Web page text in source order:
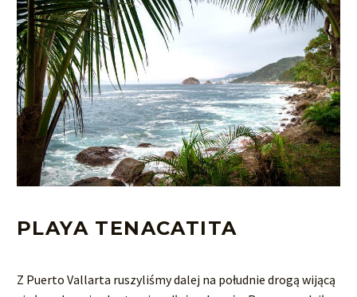
PLAYA TENACATITA
Z Puerto Vallarta ruszyliśmy dalej na południe drogą wijącą